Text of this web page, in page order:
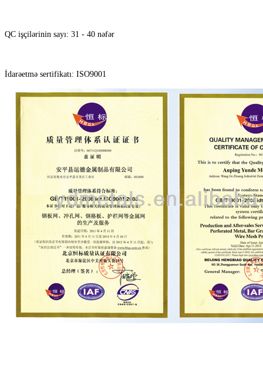
QC işçilərinin sayı: 31 - 40 nəfər
İdarəetmə sertifikatı: ISO9001